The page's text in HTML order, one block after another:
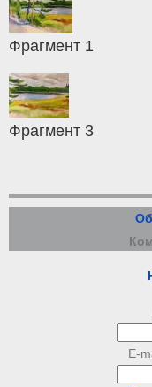
Фрагмент 1
Фрагмент 3
E-